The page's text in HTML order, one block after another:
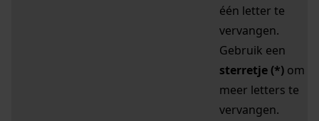
één letter te
vervangen.
Gebruik een
sterretje (*) om
meer letters te
vervangen.